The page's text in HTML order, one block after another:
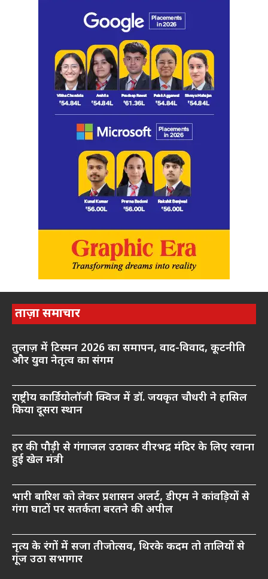
ताज़ा समाचार
तुलाज़ में टिस्मन 2026 का समापन, वाद-विवाद, कूटनीति
और युवा नेतृत्व का संगम
राष्ट्रीय कार्डियोलॉजी क्विज में डॉ. जयकृत चौधरी ने हासिल
किया दूसरा स्थान
हर की पौड़ी से गंगाजल उठाकर वीरभद्र मंदिर के लिए रवाना
हुई खेल मंत्री
भारी बारिश को लेकर प्रशासन अलर्ट, डीएम ने कांवड़ियों से
गंगा घाटों पर सतर्कता बरतने की अपील
नृत्य के रंगों में सजा तीजोत्सव, थिरके कदम तो तालियों से
गूंज उठा सभागार